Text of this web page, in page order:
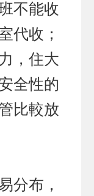
不能收
代收；
，住大
全性的
比較放
分布，